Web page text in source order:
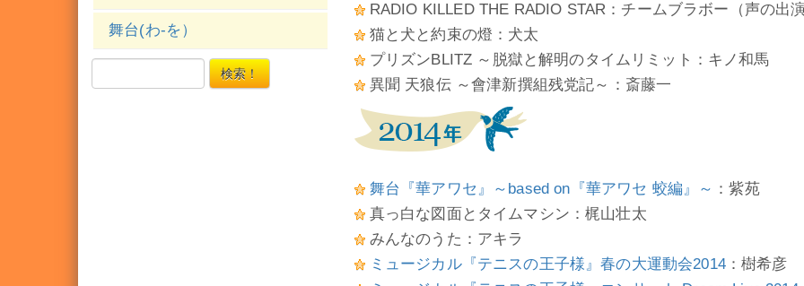
RADIO KILLED THE RADIO STAR：チームブラボー（声の出
猫と犬と約束の燈：犬太
プリズンBLITZ ～脱獄と解明のタイムリミット：キノ和馬
異聞 天狼伝 ～會津新撰組残党記～：斎藤一
舞台『華アワセ』～based on『華アワセ 蛟編』～ ：紫苑
真っ白な図面とタイムマシン：梶山壮太
みんなのうた：アキラ
ミュージカル『テニスの王子様』春の大運動会2014：樹希彦
舞台(わ-を）
検索！